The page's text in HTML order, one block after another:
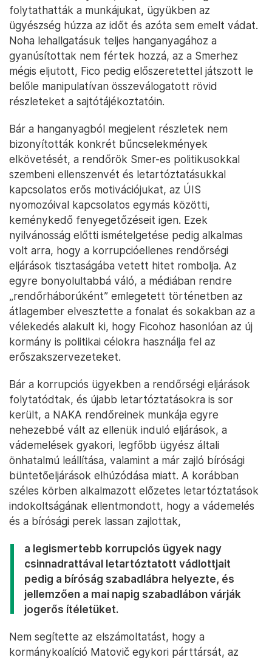
folytathatták a munkájukat, ügyükben az
ügyészség húzza az időt és azóta sem emelt vádat.
Noha lehallgatásuk teljes hanganyagához a
gyanúsítottak nem fértek hozzá, az a Smerhez
mégis eljutott, Fico pedig előszeretettel játszott le
belőle manipulatívan összeválogatott rövid
részleteket a sajtótájékoztatóin.
Bár a hanganyagból megjelent részletek nem
bizonyították konkrét bűncselekmények
elkövetését, a rendőrök Smer-es politikusokkal
szembeni ellenszenvét és letartóztatásukkal
kapcsolatos erős motivációjukat, az ÚIS
nyomozóival kapcsolatos egymás közötti,
keménykedő fenyegetőzéseit igen. Ezek
nyilvánosság előtti ismételgetése pedig alkalmas
volt arra, hogy a korrupcióellenes rendőrségi
eljárások tisztaságába vetett hitet rombolja. Az
egyre bonyolultabbá váló, a médiában rendre
„rendőrháborúként” emlegetett történetben az
átlagember elvesztette a fonalat és sokakban az a
vélekedés alakult ki, hogy Ficohoz hasonlóan az új
kormány is politikai célokra használja fel az
erőszakszervezeteket.
Bár a korrupciós ügyekben a rendőrségi eljárások
folytatódtak, és újabb letartóztatásokra is sor
került, a NAKA rendőreinek munkája egyre
nehezebbé vált az ellenük induló eljárások, a
vádemelések gyakori, legfőbb ügyész általi
önhatalmú leállítása, valamint a már zajló bírósági
büntetőeljárások elhúzódása miatt. A korábban
széles körben alkalmazott előzetes letartóztatások
indokoltságának ellentmondott, hogy a vádemelés
és a bírósági perek lassan zajlottak,
a legismertebb korrupciós ügyek nagy
csinnadrattával letartóztatott vádlottjait
pedig a bíróság szabadlábra helyezte, és
jellemzően a mai napig szabadlábon várják
jogerős ítéletüket.
Nem segítette az elszámoltatást, hogy a
kormánykoalíció Matovič egykori párttársát, az